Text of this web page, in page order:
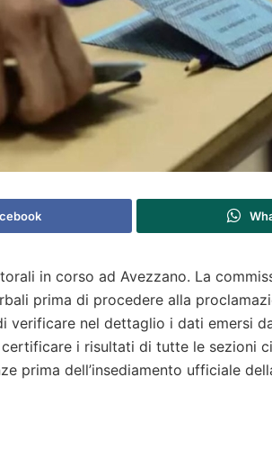
in corso ad Avezzano. La
prima di procedere alla
verificare nel dettaglio i dati emersi
i risultati di tutte le sezioni
prima dell’insediamento ufficiale